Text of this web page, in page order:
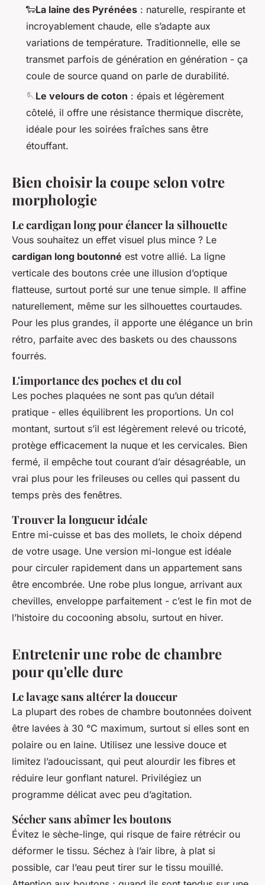
🐑La laine des Pyrénées : naturelle, respirante et
incroyablement chaude, elle s’adapte aux
variations de température. Traditionnelle, elle se
transmet parfois de génération en génération - ça
coule de source quand on parle de durabilité.
🪡Le velours de coton : épais et légèrement
côtelé, il offre une résistance thermique discrète,
idéale pour les soirées fraîches sans être
étouffant.
Bien choisir la coupe selon votre
morphologie
Le cardigan long pour élancer la silhouette
Vous souhaitez un effet visuel plus mince ? Le
cardigan long boutonné est votre allié. La ligne
verticale des boutons crée une illusion d’optique
flatteuse, surtout porté sur une tenue simple. Il affine
naturellement, même sur les silhouettes courtaudes.
Pour les plus grandes, il apporte une élégance un brin
rétro, parfaite avec des baskets ou des chaussons
fourrés.
L'importance des poches et du col
Les poches plaquées ne sont pas qu’un détail
pratique - elles équilibrent les proportions. Un col
montant, surtout s’il est légèrement relevé ou tricoté,
protège efficacement la nuque et les cervicales. Bien
fermé, il empêche tout courant d’air désagréable, un
vrai plus pour les frileuses ou celles qui passent du
temps près des fenêtres.
Trouver la longueur idéale
Entre mi-cuisse et bas des mollets, le choix dépend
de votre usage. Une version mi-longue est idéale
pour circuler rapidement dans un appartement sans
être encombrée. Une robe plus longue, arrivant aux
chevilles, enveloppe parfaitement - c’est le fin mot de
l’histoire du cocooning absolu, surtout en hiver.
Entretenir une robe de chambre
pour qu'elle dure
Le lavage sans altérer la douceur
La plupart des robes de chambre boutonnées doivent
être lavées à 30 °C maximum, surtout si elles sont en
polaire ou en laine. Utilisez une lessive douce et
limitez l’adoucissant, qui peut alourdir les fibres et
réduire leur gonflant naturel. Privilégiez un
programme délicat avec peu d’agitation.
Sécher sans abîmer les boutons
Évitez le sèche-linge, qui risque de faire rétrécir ou
déformer le tissu. Séchez à l’air libre, à plat si
possible, car l’eau peut tirer sur le tissu mouillé.